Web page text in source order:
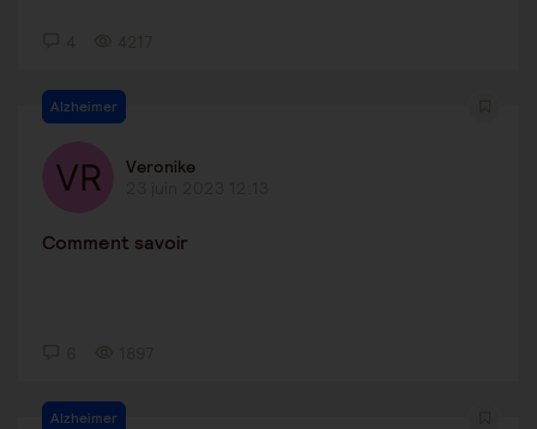
Alzheimer
Veronike
Comment savoir
Alzheimer